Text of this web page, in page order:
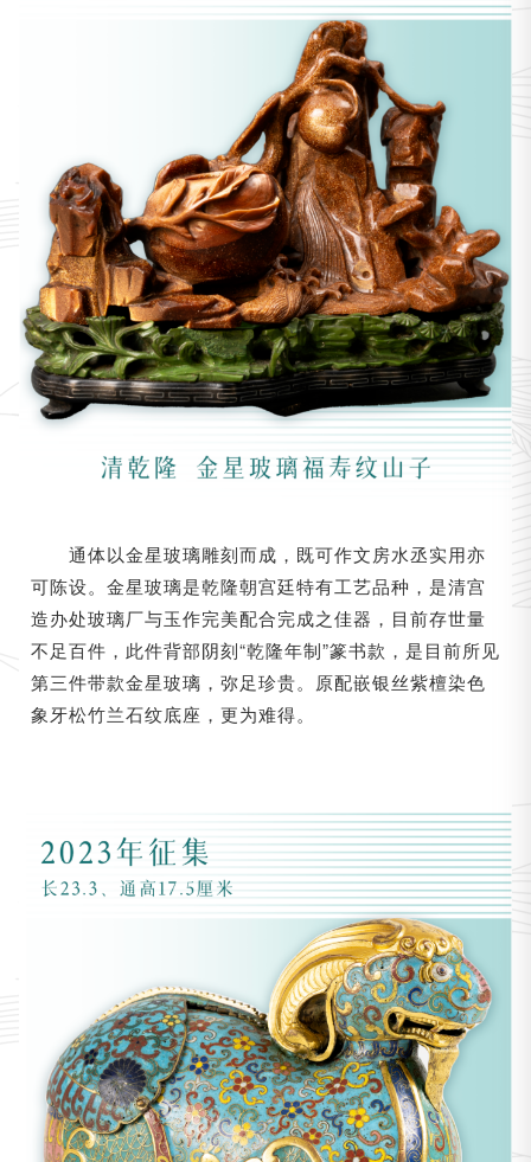
通体以金星玻璃雕刻而成，既可作文房水丞实用亦
可陈设。金星玻璃是乾隆朝宫廷特有工艺品种，是清宫
造办处玻璃厂与玉作完美配合完成之佳器，目前存世量
不足百件，此件背部阴刻“乾隆年制”篆书款，是目前所见
第三件带款金星玻璃，弥足珍贵。原配嵌银丝紫檀染色
象牙松竹兰石纹底座，更为难得。